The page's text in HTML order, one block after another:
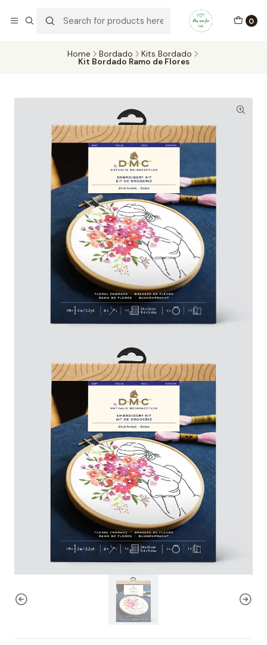
0
No concelho de Oeiras a entrega pode ser feita em mãos.
Home Bordado Kits Bordado
Kit Bordado Ramo de Flores